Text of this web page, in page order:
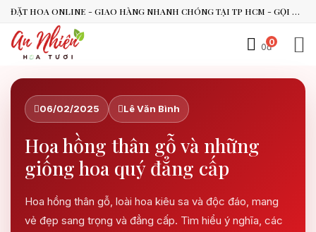
ĐẶT HOA ONLINE - GIAO HÀNG NHANH CHÓNG TẠI TP HCM - GỌI NGAY 0938.494.119 HOẶC 0899.492.909
0
0đ
06/02/2025 Lê Văn Bình
Hoa hồng thân gỗ và những
giống hoa quý đẳng cấp
Hoa hồng thân gỗ, loài hoa kiêu sa và độc đáo, mang
vẻ đẹp sang trọng và đẳng cấp. Tìm hiểu ý nghĩa, các
An Nhiên Flowers
Tư vấn nhanh trong vài phút
Chào bạn, mình có thể hỗ trợ chọn hoa theo dịp nào?
Vừa xong